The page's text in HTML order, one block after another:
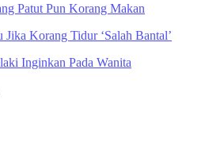
Patut Pun Korang Makan
Korang Tidur ‘Salah Bantal’
Inginkan Pada Wanita